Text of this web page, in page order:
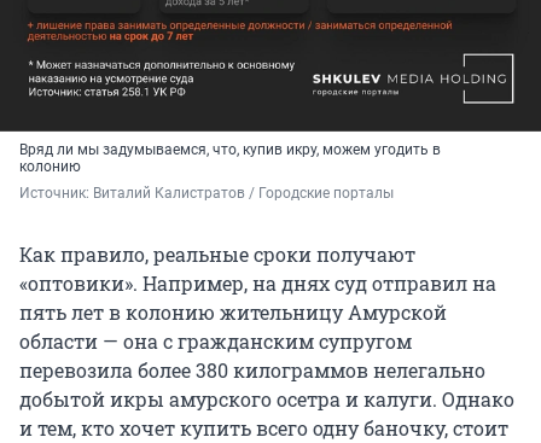
Вряд ли мы задумываемся, что, купив икру, можем угодить в
колонию
Источник: Виталий Калистратов / Городские порталы
Как правило, реальные сроки получают
«оптовики». Например, на днях суд отправил на
пять лет в колонию жительницу Амурской
области — она с гражданским супругом
перевозила более 380 килограммов нелегально
добытой икры амурского осетра и калуги. Однако
и тем, кто хочет купить всего одну баночку, стоит